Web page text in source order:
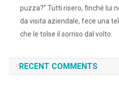
puzza?” Tutti risero, finché lui
da visita aziendale, fece una
che le tolse il sorriso dal volto.
RECENT COMMENTS